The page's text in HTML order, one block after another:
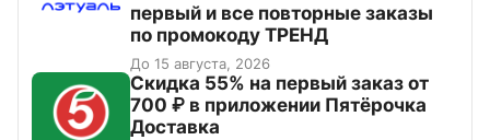
первый и все повторные заказы
по промокоду ТРЕНД
До 15 августа, 2026
Скидка 55% на первый заказ от
700 ₽ в приложении Пятёрочка
Доставка